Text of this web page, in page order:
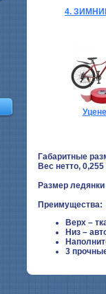
4.
Габаритные
Вес нетто, 0,255
Размер
Преимущества:
Верх –
Низ –
3